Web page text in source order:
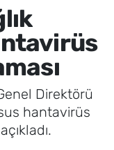
Direktörü
hantavirüs